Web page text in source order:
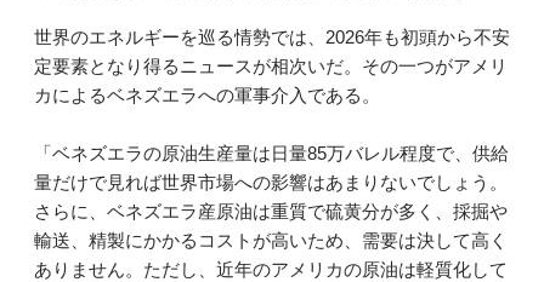
世界のエネルギーを巡る情勢では、2026年も初頭から不安
定要素となり得るニュースが相次いだ。その一つがアメリ
カによるベネズエラへの軍事介入である。
「ベネズエラの原油生産量は日量85万バレル程度で、供給
量だけで見れば世界市場への影響はあまりないでしょう。
さらに、ベネズエラ産原油は重質で硫黄分が多く、採掘や
輸送、精製にかかるコストが高いため、需要は決して高く
ありません。ただし、近年のアメリカの原油は軽質化して